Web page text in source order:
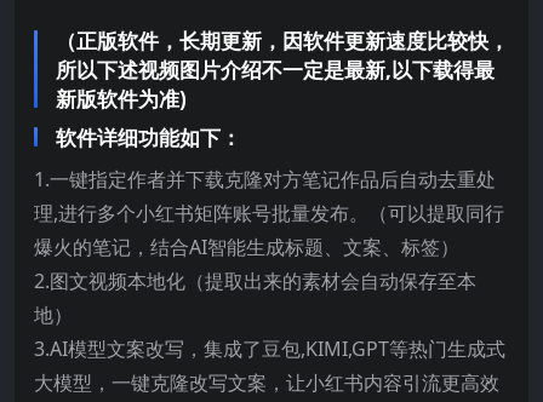
（正版软件，长期更新，因软件更新速度比较快，
所以下述视频图片介绍不一定是最新,以下载得最
新版软件为准)
软件详细功能如下：
1.一键指定作者并下载克隆对方笔记作品后自动去重处
理,进行多个小红书矩阵账号批量发布。（可以提取同行
爆火的笔记，结合AI智能生成标题、文案、标签）
2.图文视频本地化（提取出来的素材会自动保存至本
地）
3.AI模型文案改写，集成了豆包,KIMI,GPT等热门生成式
大模型，一键克隆改写文案，让小红书内容引流更高效